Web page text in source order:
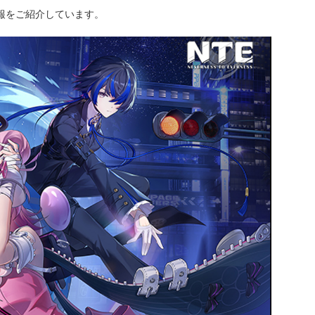
ご紹介しています。